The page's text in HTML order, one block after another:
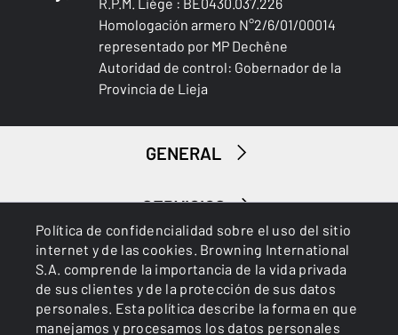
Política de confidencialidad sobre el uso del sitio
internet y de las cookies. Browning International
S.A. comprende la importancia de la vida privada
de sus clientes y de la protección de sus datos
personales. Esta política describe la forma en que
manejamos y procesamos los datos personales
Homologación armero N°2/6/01/00014
representado por MP Dechêne
Autoridad de control: Gobernador de la
Provincia de Lieja
GENERAL
SERVICIOS